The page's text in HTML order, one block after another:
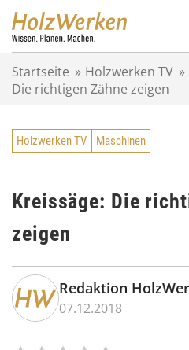
Startseite » Holzwerken TV »
Die richtigen Zähne zeigen
Holzwerken TV Maschinen
Kreissäge: Die
zeigen
Redaktion
07.12.2018